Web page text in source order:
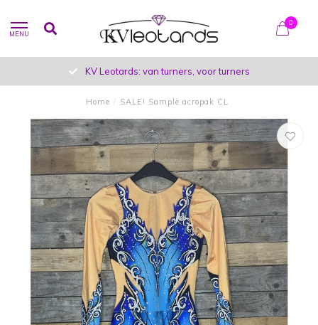
MENU
0
KV Leotards: van turners, voor turners
Home / SALE! Sample acropak CL